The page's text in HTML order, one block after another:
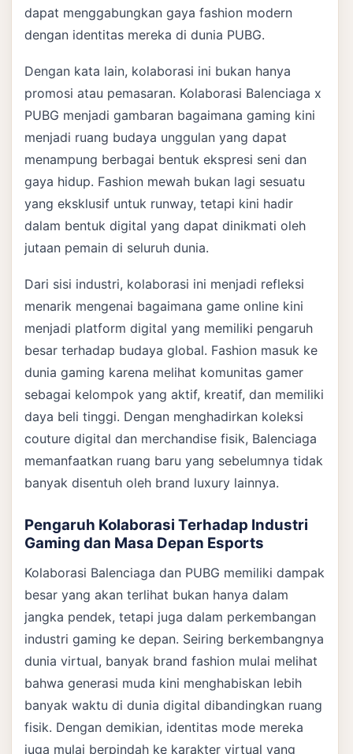
dapat menggabungkan gaya fashion modern
dengan identitas mereka di dunia PUBG.
Dengan kata lain, kolaborasi ini bukan hanya
promosi atau pemasaran. Kolaborasi Balenciaga x
PUBG menjadi gambaran bagaimana gaming kini
menjadi ruang budaya unggulan yang dapat
menampung berbagai bentuk ekspresi seni dan
gaya hidup. Fashion mewah bukan lagi sesuatu
yang eksklusif untuk runway, tetapi kini hadir
dalam bentuk digital yang dapat dinikmati oleh
jutaan pemain di seluruh dunia.
Dari sisi industri, kolaborasi ini menjadi refleksi
menarik mengenai bagaimana game online kini
menjadi platform digital yang memiliki pengaruh
besar terhadap budaya global. Fashion masuk ke
dunia gaming karena melihat komunitas gamer
sebagai kelompok yang aktif, kreatif, dan memiliki
daya beli tinggi. Dengan menghadirkan koleksi
couture digital dan merchandise fisik, Balenciaga
memanfaatkan ruang baru yang sebelumnya tidak
banyak disentuh oleh brand luxury lainnya.
Pengaruh Kolaborasi Terhadap Industri
Gaming dan Masa Depan Esports
Kolaborasi Balenciaga dan PUBG memiliki dampak
besar yang akan terlihat bukan hanya dalam
jangka pendek, tetapi juga dalam perkembangan
industri gaming ke depan. Seiring berkembangnya
dunia virtual, banyak brand fashion mulai melihat
bahwa generasi muda kini menghabiskan lebih
banyak waktu di dunia digital dibandingkan ruang
fisik. Dengan demikian, identitas mode mereka
juga mulai berpindah ke karakter virtual yang